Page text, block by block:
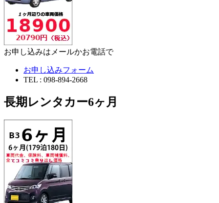
お申し込みはメールかお電話で
お申し込みフォーム
TEL : 098-894-2668
長期レンタカー6ヶ月